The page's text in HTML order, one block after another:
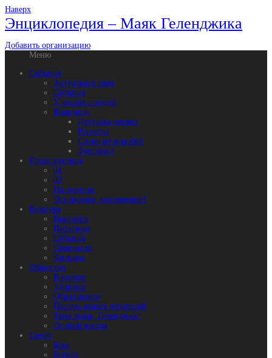
Наверх
Энциклопедия – Маяк Геленджика
Добавить организацию
Меню
События
Актуальная тема
События
У наших соседей
Конкурсы
Девушка месяца
Рецепты
Слово не воробей
Фотофакт
Происшествия
01
02
На дорогах
Осторожно: мошенники!
Культура
Выставки
Интервью
События
Спектакли
Фильмы
Общество
В городе
Здоровье
Образование
Письма наших читателей
Твои люди, Геленджик!
Особый взгляд
Спорт
Бокс
Борьба